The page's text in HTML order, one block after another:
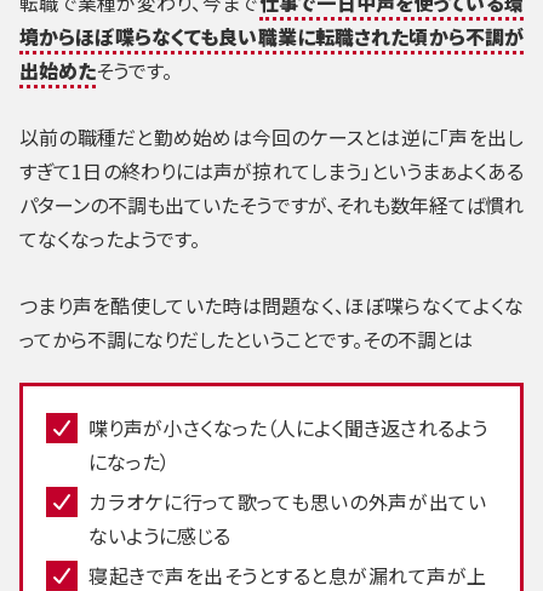
境からほぼ喋らなくても良い職業に転職された頃から不調が
出始めたそうです。
以前の職種だと勤め始めは今回のケースとは逆に「声を出し
すぎて1日の終わりには声が掠れてしまう」というまぁよくある
パターンの不調も出ていたそうですが、それも数年経てば慣れ
てなくなったようです。
つまり声を酷使していた時は問題なく、ほぼ喋らなくてよくな
ってから不調になりだしたということです。その不調とは
喋り声が小さくなった（人によく聞き返されるよう
になった）
カラオケに行って歌っても思いの外声が出てい
ないように感じる
寝起きで声を出そうとすると息が漏れて声が上